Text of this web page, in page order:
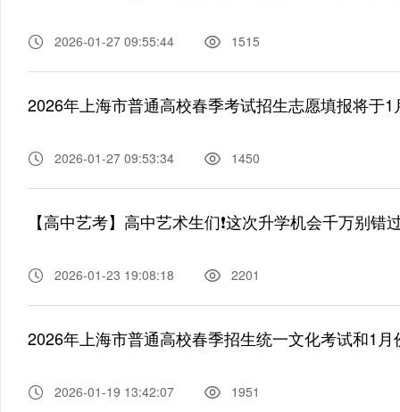
2026-01-27 09:55:44 1515
2026年上海市普通高校春季考试招生志愿填报将于
2026-01-27 09:53:34 1450
【高中艺考】高中艺术生们❗️这次升学机会千万别错
2026-01-23 19:08:18 2201
2026年上海市普通高校春季招生统一文化考试和1
2026-01-19 13:42:07 1951